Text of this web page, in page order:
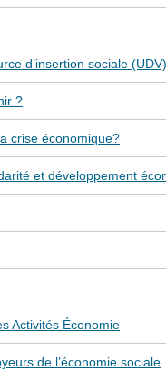
d’insertion sociale (UDV)
?
crise économique?
et développement
Activités Économie
de l’économie sociale